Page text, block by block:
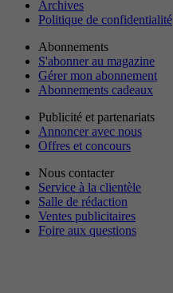
Archives
Politique de confidentialité
Abonnements
S'abonner au magazine
Gérer mon abonnement
Abonnements cadeaux
Publicité et partenariats
Annoncer avec nous
Offres et concours
Nous contacter
Service à la clientèle
Salle de rédaction
Ventes publicitaires
Foire aux questions